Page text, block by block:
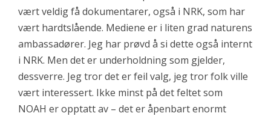
vært veldig få dokumentarer, også i NRK, som har
vært hardtslående. Mediene er i liten grad naturens
ambassadører. Jeg har prøvd å si dette også internt
i NRK. Men det er underholdning som gjelder,
dessverre. Jeg tror det er feil valg, jeg tror folk ville
vært interessert. Ikke minst på det feltet som
NOAH er opptatt av – det er åpenbart enormt